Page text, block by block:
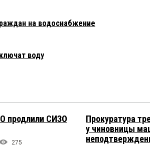
на водоснабжение
воду
продлили СИЗО
275
Прокуратура
у чиновницы